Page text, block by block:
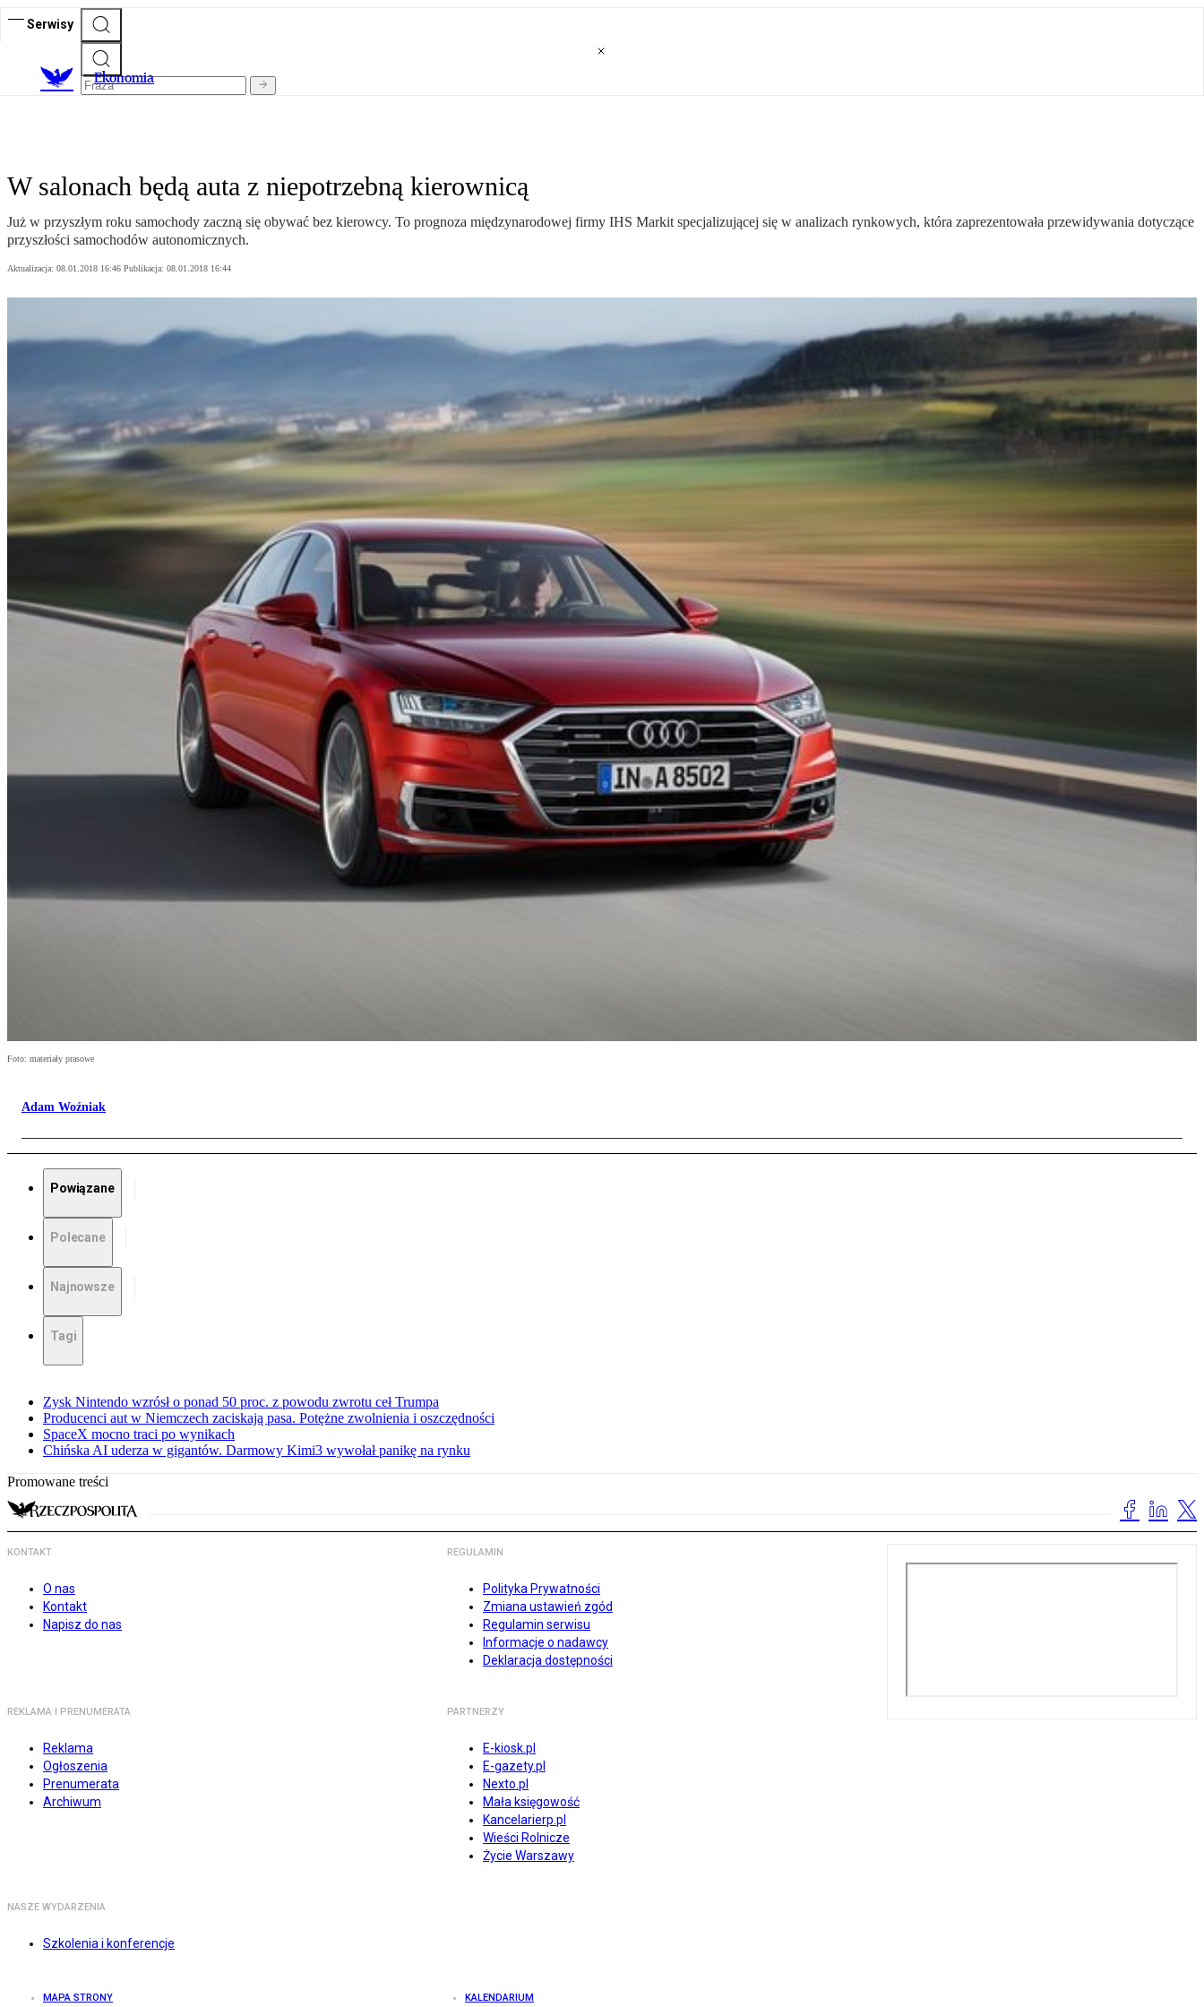
Serwisy
Ekonomia
W salonach będą auta z niepotrzebną kierownicą
Już w przyszłym roku samochody zaczną się obywać bez kierowcy. To prognoza międzynarodowej firmy IHS Markit specjalizującej się w analizach rynkowych, która zaprezentowała przewidywania dotyczące
przyszłości samochodów autonomicznych.
Aktualizacja: 08.01.2018 16:46 Publikacja: 08.01.2018 16:44
Foto: materiały prasowe
Adam Woźniak
Powiązane
Polecane
Najnowsze
Tagi
Zysk Nintendo wzrósł o ponad 50 proc. z powodu zwrotu ceł Trumpa
Producenci aut w Niemczech zaciskają pasa. Potężne zwolnienia i oszczędności
SpaceX mocno traci po wynikach
Chińska AI uderza w gigantów. Darmowy Kimi3 wywołał panikę na rynku
Promowane treści
KONTAKT
O nas
Kontakt
Napisz do nas
REGULAMIN
Polityka Prywatności
Zmiana ustawień zgód
Regulamin serwisu
Informacje o nadawcy
Deklaracja dostępności
REKLAMA I PRENUMERATA
Reklama
Ogłoszenia
Prenumerata
Archiwum
PARTNERZY
E-kiosk.pl
E-gazety.pl
Nexto.pl
Mała księgowość
Kancelarierp.pl
Wieści Rolnicze
Życie Warszawy
NASZE WYDARZENIA
Szkolenia i konferencje
MAPA STRONY KALENDARIUM